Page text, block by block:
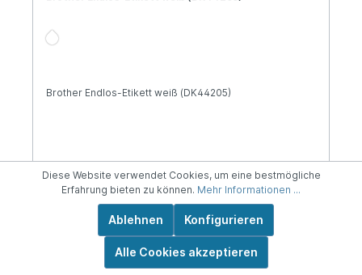
Brother Endlos-Etikett weiß (DK44205)
999.999,00 €*
Diese Website verwendet Cookies, um eine bestmögliche
Erfahrung bieten zu können. Mehr Informationen ...
Ablehnen Konfigurieren
Alle Cookies akzeptieren